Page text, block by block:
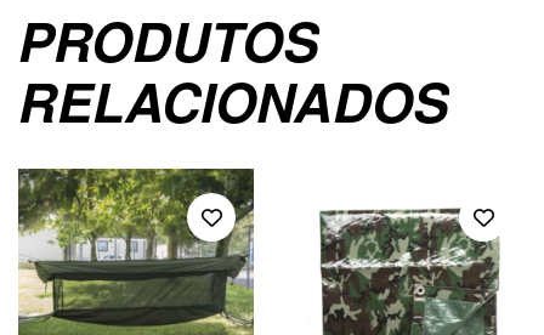
PRODUTOS
RELACIONADOS